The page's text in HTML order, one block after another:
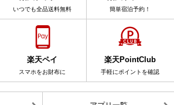
いつでも全品送料無料 簡単宿泊予約！
楽天ペイ
スマホをお財布に
楽天PointClub
手軽にポイントを確認